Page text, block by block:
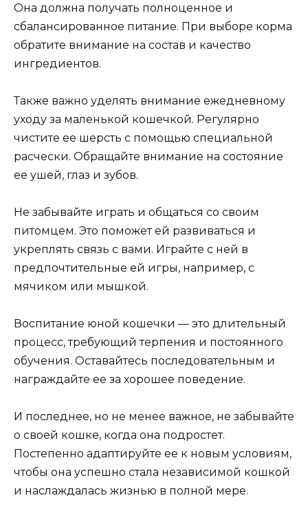
Она должна получать полноценное и
сбалансированное питание. При выборе корма
обратите внимание на состав и качество
ингредиентов.
Также важно уделять внимание ежедневному
уходу за маленькой кошечкой. Регулярно
чистите ее шерсть с помощью специальной
расчески. Обращайте внимание на состояние
ее ушей, глаз и зубов.
Не забывайте играть и общаться со своим
питомцем. Это поможет ей развиваться и
укреплять связь с вами. Играйте с ней в
предпочтительные ей игры, например, с
мячиком или мышкой.
Воспитание юной кошечки — это длительный
процесс, требующий терпения и постоянного
обучения. Оставайтесь последовательным и
награждайте ее за хорошее поведение.
И последнее, но не менее важное, не забывайте
о своей кошке, когда она подростет.
Постепенно адаптируйте ее к новым условиям,
чтобы она успешно стала независимой кошкой
и наслаждалась жизнью в полной мере.